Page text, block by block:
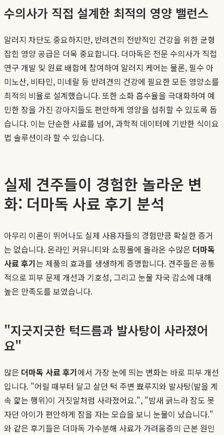
수의사가 직접 설계한 최적의 영양 밸런스
알러지 차단도 중요하지만, 반려견의 전반적인 건강을 위한 균형
잡힌 영양 공급은 더욱 중요합니다. 더마독은 전문 수의사가 직접
연구 개발 및 원료 배합에 참여하여 알러지 케어는 물론, 필수 아
미노산, 비타민, 미네랄 등 반려견의 건강에 필요한 모든 영양소를
최적의 비율로 설계했습니다. 또한 소화 흡수율을 극대화하여 예
민한 장을 가진 강아지들도 편안하게 영양을 섭취할 수 있도록 돕
습니다. 이는 단순한 사료를 넘어, 과학적 데이터에 기반한 식이요
법 솔루션이라 할 수 있습니다.
실제 견주들이 경험한 놀라운 변
화: 더마독 사료 후기 분석
아무리 이론이 뛰어나도 실제 사용자들의 경험만큼 확실한 증거
는 없습니다. 온라인 커뮤니티와 쇼핑몰에 올라온 수많은 더마독
사료 후기는 제품의 효과를 생생하게 증명합니다. 견주들은 공통
적으로 피부 문제 개선과 기호성, 그리고 눈물 자국 감소에 대해
높은 만족도를 보였습니다.
"지긋지긋한 턱드름과 발사탕이 사라졌어
요"
많은 더마독 사료 후기에서 가장 눈에 띄는 변화는 바로 피부 개선
입니다. "어릴 때부터 달고 살던 턱 주변 뾰루지와 발사탕(발을 계
속 핥는 행위)이 거짓말처럼 사라졌어요.", "밤새 긁느라 잠도 못
자던 아이가 편안하게 잠을 자는 모습을 보니 눈물이 났습니다."
와 같은 후기들은 더마독 가수분해 사료가 가려움증의 근본 원인